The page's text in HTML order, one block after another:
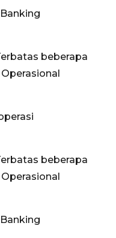
beberapa
beberapa